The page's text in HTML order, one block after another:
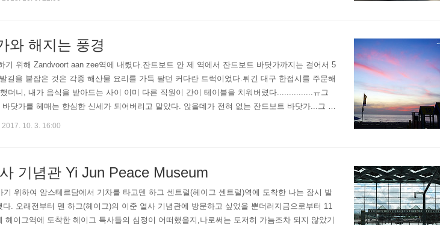
와 해지는 풍경
기 위해 Zandvoort aan zee역에 내렸다.잔트보트 안 제 역에서 잔드보트 바닷가까지는 걸어서 5
길을 붙잡은 것은 각종 해산물 요리를 가득 팔던 커다란 트럭이었다.튀긴 대구 한접시를 주문해
더니, 내가 음식을 받아드는 사이 이미 다른 직원이 간이 테이블을 치워버렸다...............ㅠ그
닷가를 헤매는 한심한 신세가 되어버리고 말았다. 앉을데가 전혀 없는 잔드보트 바닷가...그 흔
바닷가에서 혼자 커다란 해산물 접시를 들고 방황하는 나... 엉엉....
2017. 10. 3. 16:00
기념관 Yi Jun Peace Museum
위하여 암스테르담에서 기차를 타고덴 하그 센트럴(헤이그 센트럴)역에 도착한 나는 잠시 발
. 오래전부터 덴 하그(헤이그)의 이준 열사 기념관에 방문하고 싶었을 뿐더러지금으로부터 11
이그역에 도착한 헤이그 특사들의 심정이 어떠했을지,나로써는 도저히 가늠조차 되지 않았기